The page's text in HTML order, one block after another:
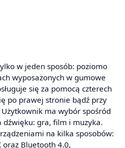
w jeden sposób: poziomo
wyposażonych w gumowe
się za pomocą czterech
po prawej stronie bądź przy
ma wybór spośród
gra, film i muzyka.
na kilka sposobów:
oraz Bluetooth 4.0,